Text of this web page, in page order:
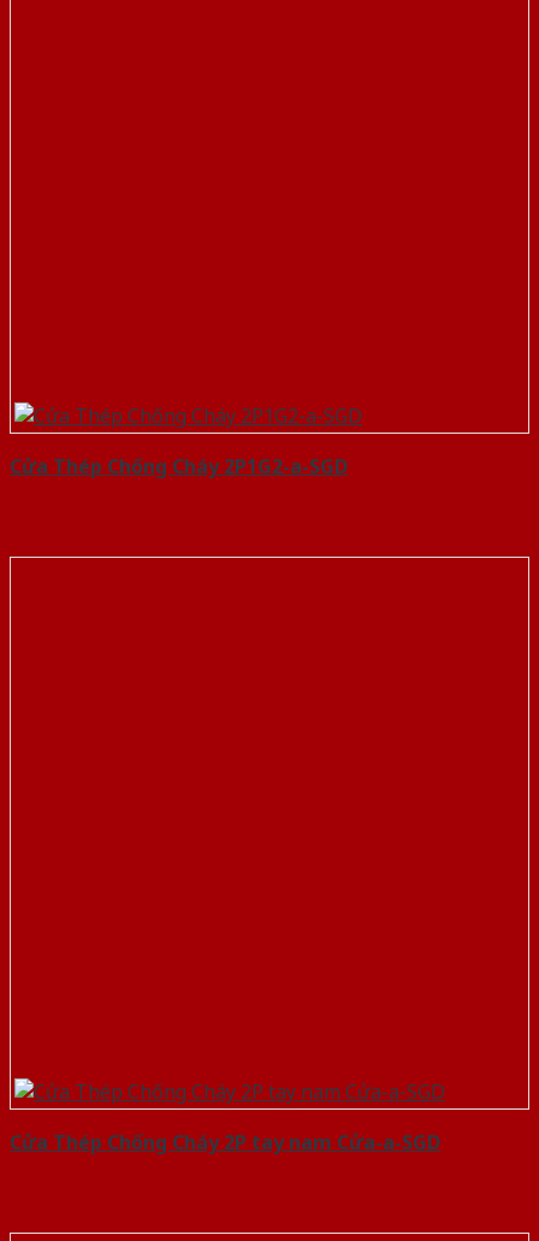
Cửa Thép Chống Cháy 2P1G2-a-SGD
Cửa Thép Chống Cháy 2P tay nam Cửa-a-SGD